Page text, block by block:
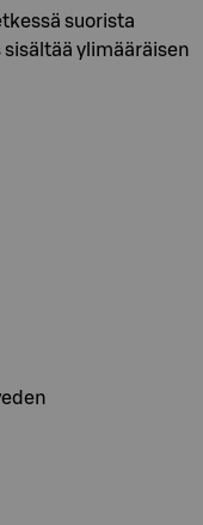
suorista
ylimääräisen